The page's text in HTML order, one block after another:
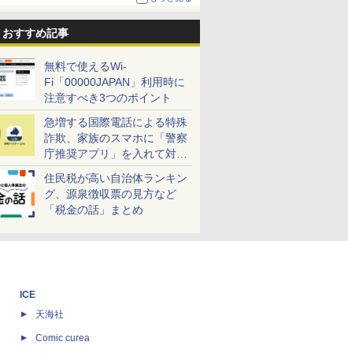
おすすめ記事
無料で使えるWi-
Fi「00000JAPAN」利用時に
注意すべき3つのポイント
急増する国際電話による特殊
詐欺、家族のスマホに「警察
庁推奨アプリ」を入れて対策
しよう！
住民税が高い自治体ランキン
グ、源泉徴収票の見方など
「税金の話」まとめ
ICE
天海社
Comic curea